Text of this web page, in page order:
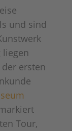
und sind
liegen
ersten
Tour,